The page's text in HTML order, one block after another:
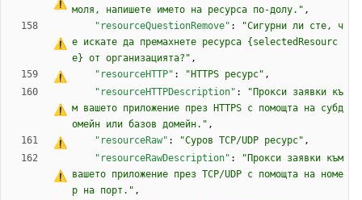
моля, напишете името на ресурса по-долу." ,
"resourceQuestionRemove" :
"Сигурни ли сте, ч
е искате да премахнете ресурса {selectedResourc
e} от организацията?" ,
"resourceHTTP" : "HTTPS ресурс" ,
"resourceHTTPDescription" :
"Прокси заявки къ
м вашето приложение през HTTPS с помощта на субд
омейн или базов домейн." ,
"resourceRaw" : "Суров TCP/UDP ресурс" ,
"resourceRawDescription" :
"Прокси заявки към
вашето приложение през TCP/UDP с помощта на номе
р на порт." ,